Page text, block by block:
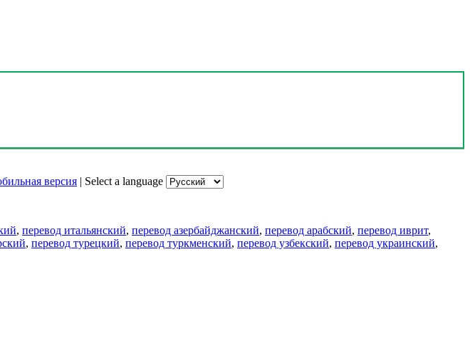
версия | Select a language
, перевод итальянский, перевод азербайджанский, перевод арабский, перевод иврит,
, перевод турецкий, перевод туркменский, перевод узбекский, перевод украинский,